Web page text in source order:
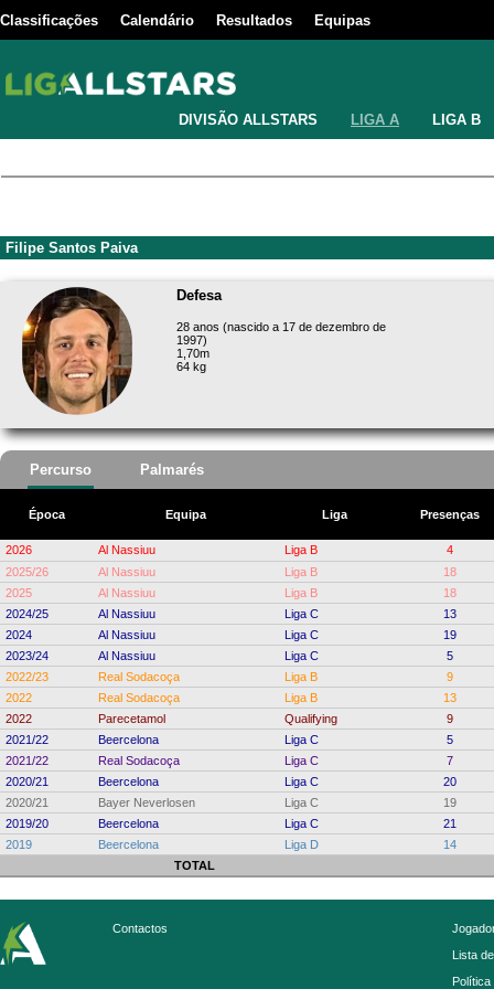
Classificações Calendário Resultados Equipas
DIVISÃO ALLSTARS LIGA A LIGA B
Filipe Santos Paiva
Defesa
28 anos (nascido a 17 de dezembro de
1997)
1,70m
64 kg
Percurso Palmarés
Época Equipa Liga Presenças
2026 Al Nassiuu Liga B
4
2025/26
Al Nassiuu Liga B
18
2025
Al Nassiuu Liga B
18
2024/25
Al Nassiuu Liga C
13
2024
Al Nassiuu Liga C
19
2023/24
Al Nassiuu Liga C
5
2022/23
Real Sodacoça Liga B
9
2022
Real Sodacoça Liga B
13
2022
Parecetamol Qualifying
9
2021/22
Beercelona Liga C
5
2021/22
Real Sodacoça Liga C
7
2020/21
Beercelona Liga C
20
2020/21
Bayer Neverlosen Liga C
19
2019/20
Beercelona Liga C
21
2019
Beercelona Liga D
14
TOTAL
Contactos
Lista
Política